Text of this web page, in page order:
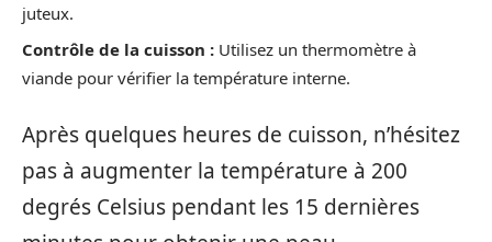
juteux.
Contrôle de la cuisson : Utilisez un thermomètre à
viande pour vérifier la température interne.
Après quelques heures de cuisson, n’hésitez
pas à augmenter la température à 200
degrés Celsius pendant les 15 dernières